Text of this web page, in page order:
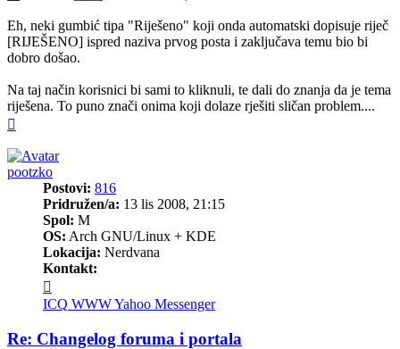
Eh, neki gumbić tipa "Riješeno" koji onda automatski dopisuje riječ
[RIJEŠENO] ispred naziva prvog posta i zaključava temu bio bi
dobro došao.
Na taj način korisnici bi sami to kliknuli, te dali do znanja da je tema
riješena. To puno znači onima koji dolaze rješiti sličan problem....
pootzko
Postovi: 816
Pridružen/a: 13 lis 2008, 21:15
Spol: M
OS: Arch GNU/Linux + KDE
Lokacija: Nerdvana
Kontakt:
korisnika/cu
pootzko
ICQ WWWYahoo Messenger
Re: Changelog foruma i portala